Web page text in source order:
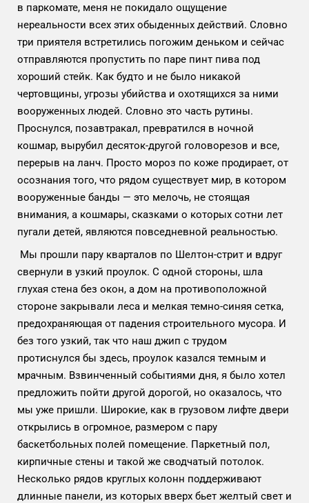
в паркомате, меня не покидало ощущение
нереальности всех этих обыденных действий. Словно
три приятеля встретились погожим деньком и сейчас
отправляются пропустить по паре пинт пива под
хороший стейк. Как будто и не было никакой
чертовщины, угрозы убийства и охотящихся за ними
вооруженных людей. Словно это часть рутины.
Проснулся, позавтракал, превратился в ночной
кошмар, вырубил десяток-другой головорезов и все,
перерыв на ланч. Просто мороз по коже продирает, от
осознания того, что рядом существует мир, в котором
вооруженные банды — это мелочь, не стоящая
внимания, а кошмары, сказками о которых сотни лет
пугали детей, являются повседневной реальностью.
Мы прошли пару кварталов по Шелтон-стрит и вдруг
свернули в узкий проулок. С одной стороны, шла
глухая стена без окон, а дом на противоположной
стороне закрывали леса и мелкая темно-синяя сетка,
предохраняющая от падения строительного мусора. И
без того узкий, так что наш джип с трудом
протиснулся бы здесь, проулок казался темным и
мрачным. Взвинченный событиями дня, я было хотел
предложить пойти другой дорогой, но оказалось, что
мы уже пришли. Широкие, как в грузовом лифте двери
открылись в огромное, размером с пару
баскетбольных полей помещение. Паркетный пол,
кирпичные стены и такой же сводчатый потолок.
Несколько рядов круглых колонн поддерживают
длинные панели, из которых вверх бьет желтый свет и